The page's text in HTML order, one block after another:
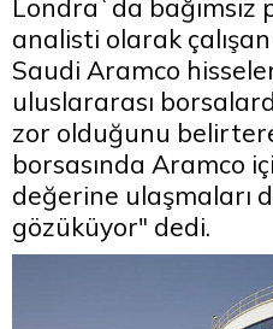
Londra`da bağımsız
analisti olarak
Saudi Aramco
uluslararası
zor olduğunu
borsasında Aramco
değerine ulaşmaları
gözüküyor" dedi.